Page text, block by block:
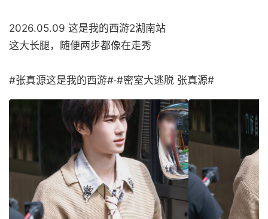
2026.05.09 这是我的西游2湖南站
这大长腿，随便两步都像在走秀
#张真源这是我的西游#·#密室大逃脱 张真源# ​